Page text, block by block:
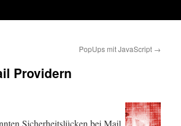
PopUps mit JavaScript →
Providern
Sicherheitslücken bei Mail